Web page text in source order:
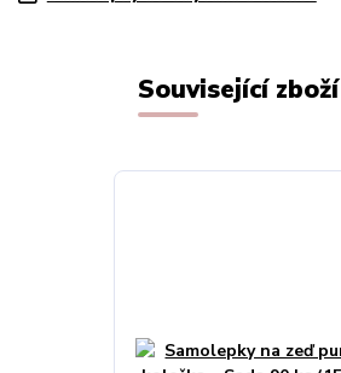
Související zboží